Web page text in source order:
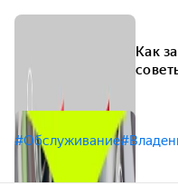
Как
#Обслуживание